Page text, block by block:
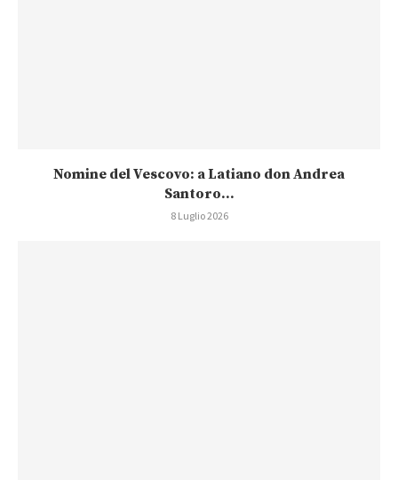
Nomine del Vescovo: a Latiano don Andrea
Santoro...
8 Luglio 2026